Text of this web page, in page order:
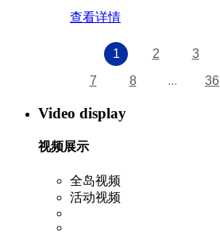
查看详情
1 2 3
7
8 ... 36
Video display
视频展示
全岛视频
活动视频